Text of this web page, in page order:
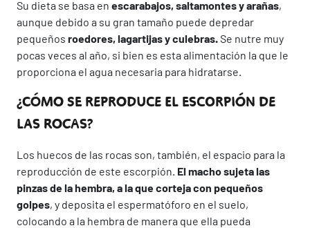
Su dieta se basa en escarabajos, saltamontes y arañas,
aunque debido a su gran tamaño puede depredar
pequeños roedores, lagartijas y culebras. Se nutre muy
pocas veces al año, si bien es esta alimentación la que le
proporciona el agua necesaria para hidratarse.
¿CÓMO SE REPRODUCE EL ESCORPIÓN DE
LAS ROCAS?
Los huecos de las rocas son, también, el espacio para la
reproducción de este escorpión. El macho sujeta las
pinzas de la hembra, a la que corteja con pequeños
golpes, y deposita el espermatóforo en el suelo,
colocando a la hembra de manera que ella pueda